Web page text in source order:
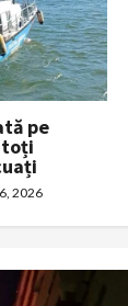
pe
toți
2026